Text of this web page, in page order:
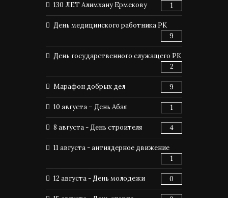
130 ЛЕТ Алимхану Ермекову 1
День медицинского работника РК
9
День государственного служащего РК
2
Марафон добрых дел 9
10 августа – День Абая 1
8 августа - День строителя 4
11 августа - антиядерное движение
1
12 августа - День молодежи 0